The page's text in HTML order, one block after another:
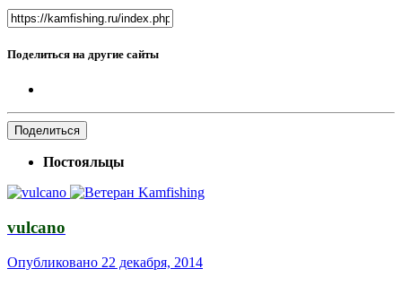
Поделиться на другие сайты
Поделиться
Постояльцы
vulcano
Опубликовано 22 декабря, 2014